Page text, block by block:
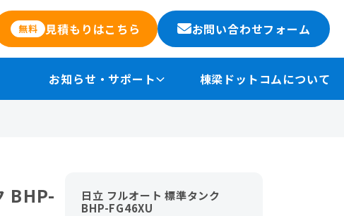
無料 見積もりはこちら お問い合わせフォーム
お知らせ・サポート 棟梁ドットコムについて
BHP-
日立 フルオート 標準タンク
BHP-FG46XU